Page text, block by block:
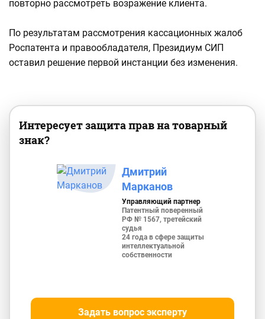
повторно рассмотреть возражение клиента.
По результатам рассмотрения кассационных жалоб
Роспатента и правообладателя, Президиум СИП
оставил решение первой инстанции без изменения.
Интересует защита прав на товарный
знак?
Дмитрий
Марканов
Управляющий партнер
Патентный поверенный
РФ № 1567, третейский
судья
24 года в сфере защиты
интеллектуальной
собственности
Задать вопрос эксперту